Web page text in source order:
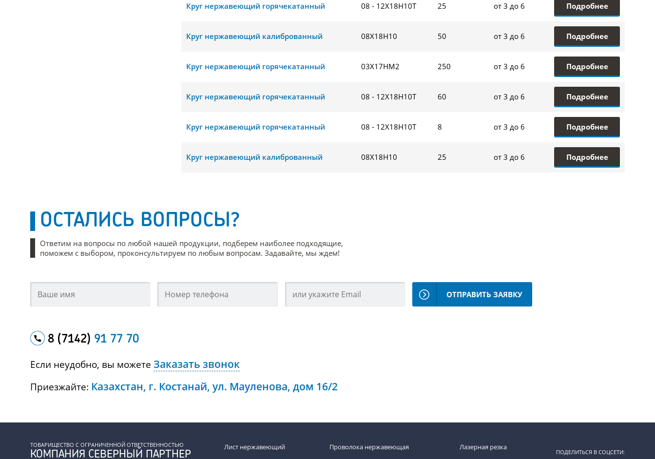
Круг нержавеющий горячекатанный 08 - 12Х18Н10Т 25 от 3 до 6 Подробнее
Круг нержавеющий калиброванный 08Х18Н10 50 от 3 до 6 Подробнее
Круг нержавеющий горячекатанный 03Х17НМ2 250 от 3 до 6 Подробнее
Круг нержавеющий горячекатанный 08 - 12Х18Н10Т 60 от 3 до 6 Подробнее
Круг нержавеющий горячекатанный 08 - 12Х18Н10Т 8 от 3 до 6 Подробнее
Круг нержавеющий калиброванный 08Х18Н10 25 от 3 до 6 Подробнее
ОСТАЛИСЬ ВОПРОСЫ?
Ответим на вопросы по любой нашей продукции, подберем наиболее подходящие,
поможем с выбором, проконсультируем по любым вопросам. Задавайте, мы ждем!
ОТПРАВИТЬ ЗАЯВКУ
8 (7142) 91 77 70
Если неудобно, вы можете Заказать звонок
Приезжайте: Казахстан, г. Костанай, ул. Мауленова, дом 16/2
ТОВАРИЩЕСТВО С ОГРАНИЧЕННОЙ ОТВЕТСТВЕННОСТЬЮ
КОМПАНИЯ СЕВЕРНЫЙ ПАРТНЕР
Лист нержавеющий
Проволока нержавеющая
Лазерная резка
ПОДЕЛИТЬСЯ В СОЦСЕТИ: